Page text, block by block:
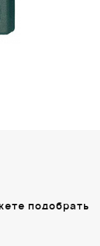
подобрать